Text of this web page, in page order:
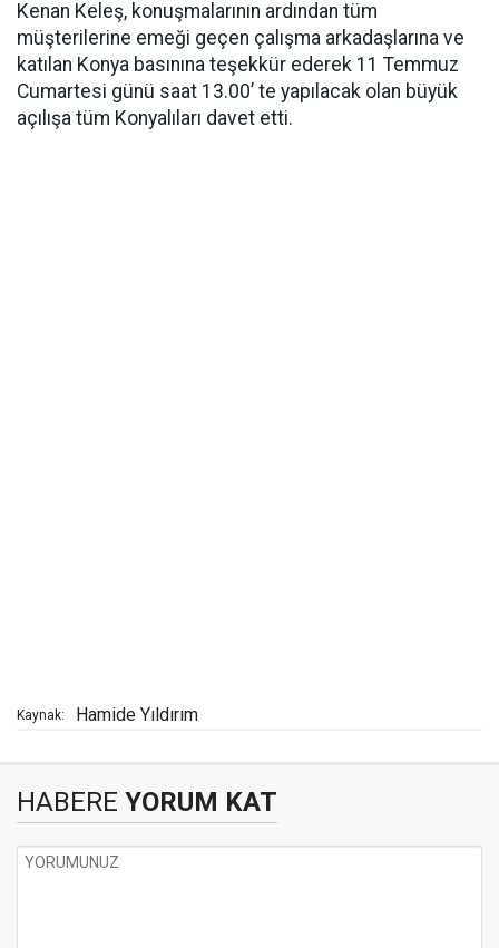
Kenan Keleş, konuşmalarının ardından tüm
müşterilerine emeği geçen çalışma arkadaşlarına ve
katılan Konya basınına teşekkür ederek 11 Temmuz
Cumartesi günü saat 13.00’ te yapılacak olan büyük
açılışa tüm Konyalıları davet etti.
Kaynak: Hamide Yıldırım
HABERE YORUM KAT